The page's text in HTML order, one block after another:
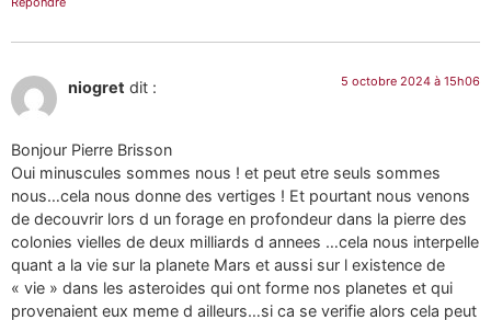
niogret dit : 5 octobre 2024 à 15h06
Bonjour Pierre Brisson
Oui minuscules sommes nous ! et peut etre seuls sommes
nous…cela nous donne des vertiges ! Et pourtant nous venons
de decouvrir lors d un forage en profondeur dans la pierre des
colonies vielles de deux milliards d annees …cela nous interpelle
quant a la vie sur la planete Mars et aussi sur l existence de
« vie » dans les asteroides qui ont forme nos planetes et qui
provenaient eux meme d ailleurs…si ca se verifie alors cela peut